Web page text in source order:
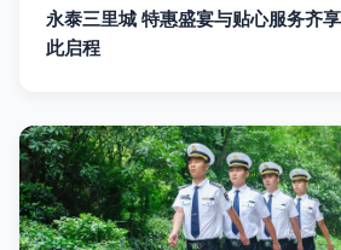
永泰三里城 特惠盛宴与贴心服务齐
此启程